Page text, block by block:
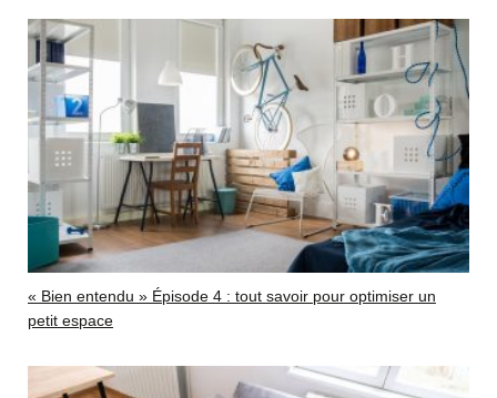
« Bien entendu » Épisode 4 : tout savoir pour optimiser un
petit espace